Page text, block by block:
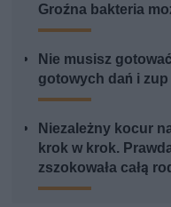
Groźna bakteria
Nie musisz
gotowych dań i
Niezależny kocur
krok w krok.
zszokowała całą